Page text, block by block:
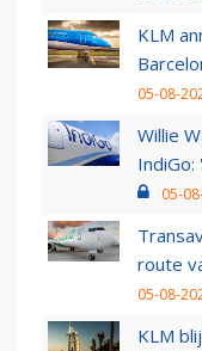
KLM
05-08-
Willie
05-
route
05-08-
KLM